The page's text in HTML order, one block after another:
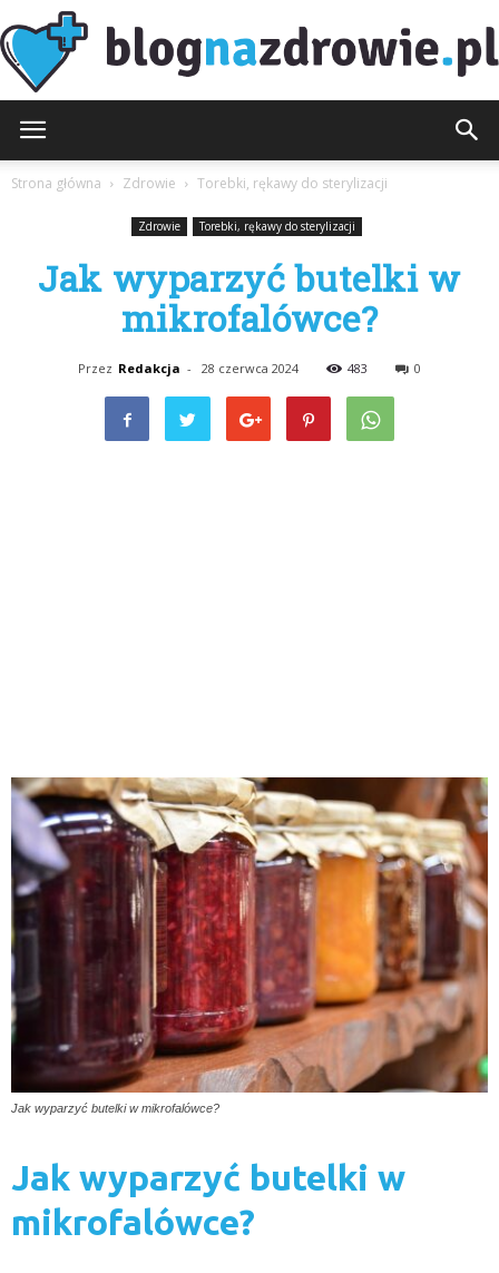
Strona główna Zdrowie Torebki, rękawy do sterylizacji
Zdrowie Torebki, rękawy do sterylizacji
Jak wyparzyć butelki w
mikrofalówce?
Przez Redakcja - 28 czerwca 2024 483 0
Jak wyparzyć butelki w mikrofalówce?
Jak wyparzyć butelki w
mikrofalówce?